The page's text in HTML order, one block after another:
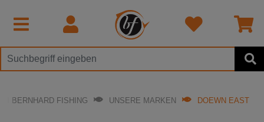
BERNHARD FISHING UNSERE MARKEN DOEWN EAST